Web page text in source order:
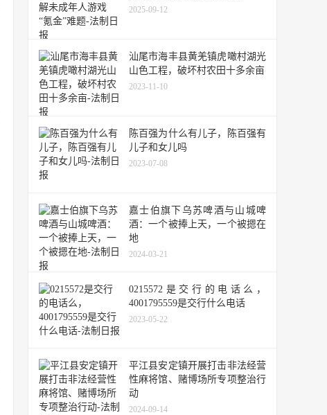
2025-09-12
汕尾市海丰县黄羌镇虎噉村湖光
山色工程，破坏村农田十多余亩
2023-11-10
陈百强为什么有儿子，陈百强有
儿子和女儿吗
2023-07-08
嘉士伯旗下乌苏啤酒与山城啤
酒：一个被捧上天，一个被摁在
地
2024-03-21
0215572是交行的电话么，
4001795559是交行什么电话
2023-05-22
平江县安定镇开展打击非法经营
性麻将馆、赌博场所专项整治行
动
2024-09-14